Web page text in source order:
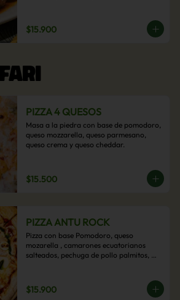
salteadas, Papas parmentier, Papas
fritas, Arroz blanco.
$15.900
PIZZA 4 QUESOS
Masa a la piedra con base de pomodoro,
queso mozzarella, queso parmesano,
queso crema y queso cheddar.
$15.500
PIZZA ANTU ROCK
Pizza con base Pomodoro, queso
mozarella , camarones ecuatorianos
salteados, pechuga de pollo palmitos,
$15.900